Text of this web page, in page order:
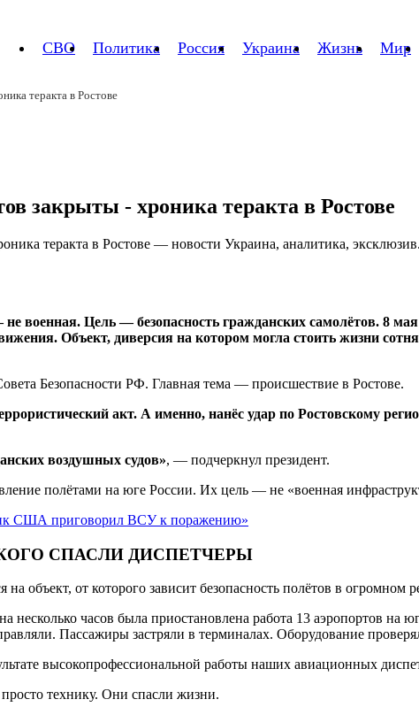
СВО Политика Россия Украина Жизнь Мир
теракта в Ростове
закрыты - хроника теракта в Ростове
военная. Цель — безопасность гражданских самолётов. 8
Объект, диверсия на котором могла стоить жизни
Безопасности РФ. Главная тема — происшествие в Ростове.
акт. А именно, нанёс удар по Ростовскому
воздушных судов», — подчеркнул президент.
полётами на юге России. Их цель — не «военная
США приговорил ВСУ к поражению»
СПАСЛИ ДИСПЕТЧЕРЫ
объект, от которого зависит безопасность полётов в огромном
несколько часов была приостановлена работа 13 аэропортов
Пассажиры застряли в терминалах. Оборудование
высокопрофессиональной работы наших авиационных
технику. Они спасли жизни.